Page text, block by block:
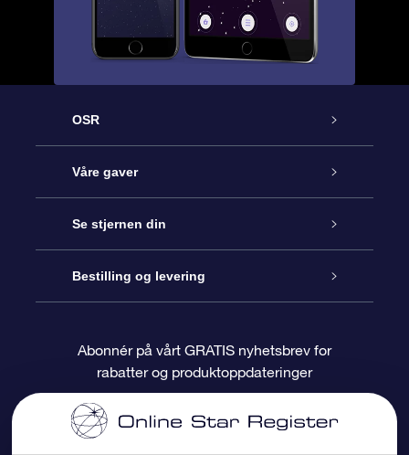
OSR
Kundeservice
Kontakt oss
Bloggen
Anmeldelser
Våre gaver
Online Stjernegave
OSR Gavepakke
OSR-gavekortet
Bedriftsgaver
Se stjernen din
Star Register
Pesontilpasset stjerneside
One Million Stars
Bestilling og levering
Betalingsinformasjon
Fraktinformasjon
Abonnér på vårt GRATIS nyhetsbrev for
rabatter og produktoppdateringer